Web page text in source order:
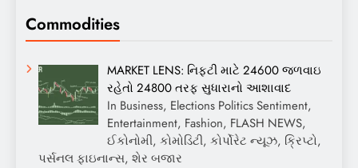
Commodities
MARKET LENS: નિફ્ટી માટે 24600 જળવાઇ
રહેતો 24800 તરફ સુધારાનો આશાવાદ
In Business, Elections Politics Sentiment,
Entertainment, Fashion, FLASH NEWS,
ઈકોનોમી, કોમોડિટી, કોર્પોરેટ ન્યૂઝ, ક્રિપ્ટો,
પર્સનલ ફાઇનાન્સ, શેર બજાર